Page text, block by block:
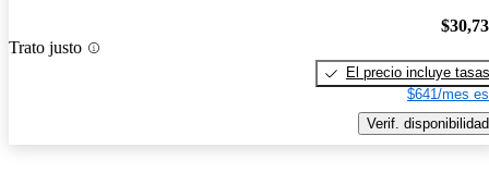
Trato justo
El precio incluye tasas
$641/mes
Verif. disponibilidad